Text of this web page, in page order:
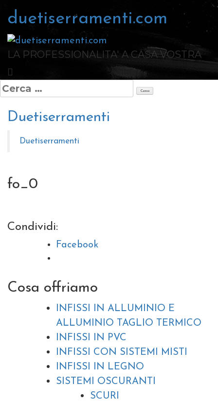
contenuto
duetiserramenti.com
LA PROFESSIONALITA' A CASA VOSTRA
Ricerca
per:
Duetiserramenti
Duetiserramenti
fo_0
Condividi:
Facebook
Cosa offriamo
INFISSI IN ALLUMINIO E
ALLUMINIO TAGLIO TERMICO
INFISSI IN PVC
INFISSI CON SISTEMI MISTI
INFISSI IN LEGNO
SISTEMI OSCURANTI
SCURI